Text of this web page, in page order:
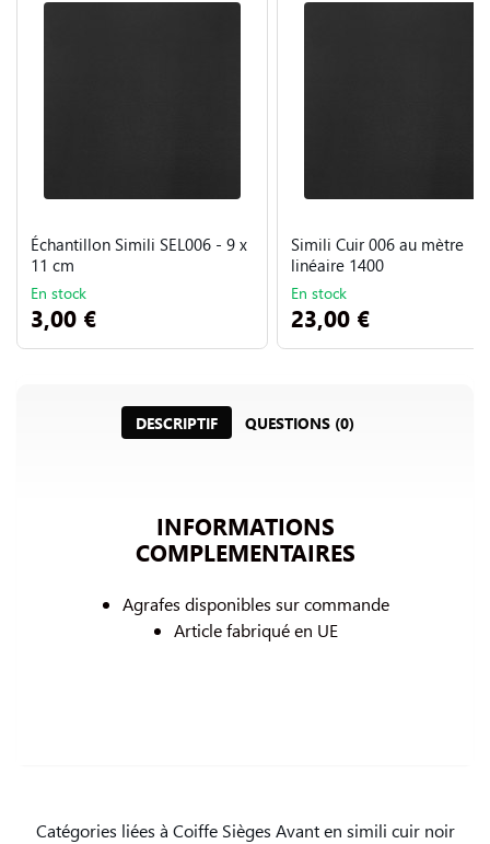
Échantillon Simili SEL006 - 9 x
11 cm
En stock
3,00 €
Simili Cuir 006 au mètre
linéaire 1400
En stock
23,00 €
DESCRIPTIF QUESTIONS (0)
INFORMATIONS
COMPLEMENTAIRES
Agrafes disponibles sur commande
Article fabriqué en UE
Catégories liées à Coiffe Sièges Avant en simili cuir noir